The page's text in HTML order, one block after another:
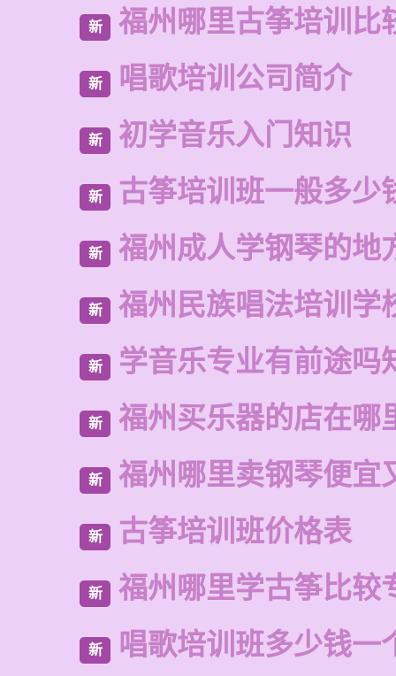
新 福州哪里古筝培训比
新 唱歌培训公司简介
新 初学音乐入门知识
新 古筝培训班一般多少
新 福州成人学钢琴的地
新 福州民族唱法培训学
新 学音乐专业有前途吗
新 福州买乐器的店在哪
新 福州哪里卖钢琴便宜
新 古筝培训班价格表
新 福州哪里学古筝比较
新 唱歌培训班多少钱一